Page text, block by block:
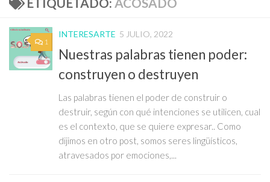
1
INTERESARTE 5 JULIO, 2022
Nuestras palabras tienen poder:
construyen o destruyen
Las palabras tienen el poder de construir o
destruir, según con qué intenciones se utilicen, cual
es el contexto, que se quiere expresar.. Como
dijimos en otro post, somos seres lingüísticos,
atravesados por emociones,...